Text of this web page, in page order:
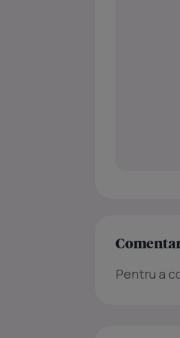
Pentru a